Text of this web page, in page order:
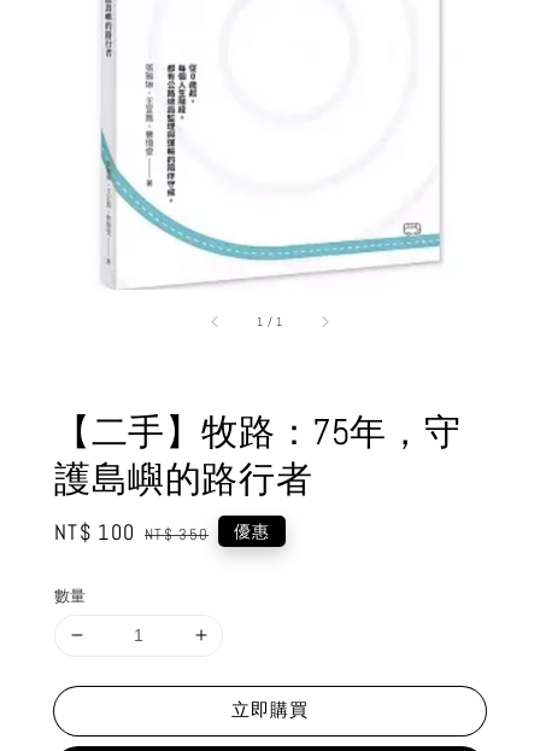
1 / 1
【二手】牧路：75年，守
護島嶼的路行者
Sale
NT$ 100 Regular
NT$ 350 優惠
數量
立即購買